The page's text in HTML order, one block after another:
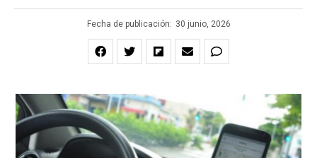
Fecha de publicación: 30 junio, 2026